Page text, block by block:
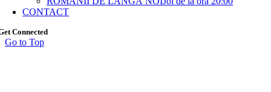
CONTACT
Connected
Go to Top